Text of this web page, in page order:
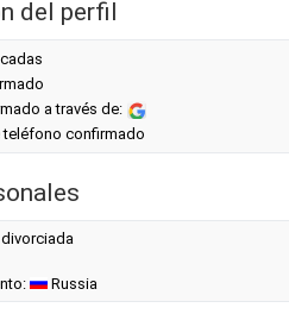
del perfil
a través de:
teléfono confirmado
Russia